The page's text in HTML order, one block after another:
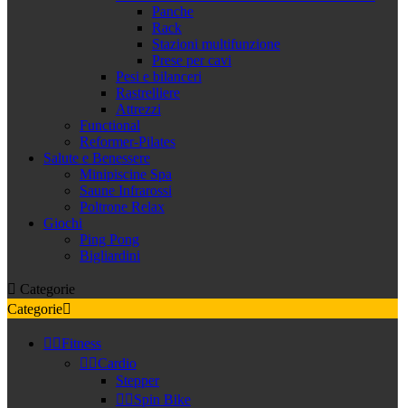
Panche
Rack
Stazioni multifunzione
Prese per cavi
Pesi e bilanceri
Rastrelliere
Attrezzi
Functional
Reformer-Pilates
Salute e Benessere
Minipiscine Spa
Saune Infrarossi
Poltrone Relax
Giochi
Ping Pong
Bigliardini
 Categorie
Categorie
 Fitness
 Cardio
Stepper
 Spin Bike